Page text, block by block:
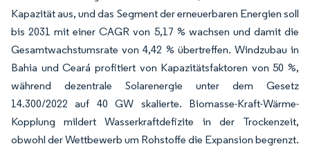
Kapazität aus, und das Segment der erneuerbaren Energien soll
bis 2031 mit einer CAGR von 5,17 % wachsen und damit die
Gesamtwachstumsrate von 4,42 % übertreffen. Windzubau in
Bahia und Ceará profitiert von Kapazitätsfaktoren von 50 %,
während dezentrale Solarenergie unter dem Gesetz
14.300/2022 auf 40 GW skalierte. Biomasse-Kraft-Wärme-
Kopplung mildert Wasserkraftdefizite in der Trockenzeit,
obwohl der Wettbewerb um Rohstoffe die Expansion begrenzt.